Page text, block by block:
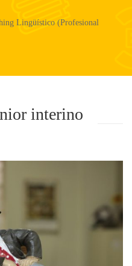
Lingüístico (Profesional
interino